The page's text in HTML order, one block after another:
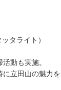
をお願いいたし
タライト）
動も実施。
立田山の魅力